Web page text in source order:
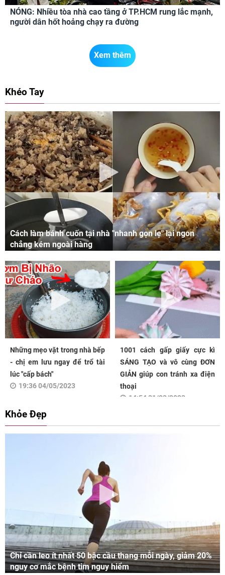
NÓNG: Nhiều tòa nhà cao tầng ở TP.HCM rung lắc mạnh,
người dân hốt hoảng chạy ra đường
Xem thêm
Khéo Tay
Cách làm bánh cuốn tại nhà "nhanh gọn lẹ" lại ngon
chẳng kém ngoài hàng
Những mẹo vặt trong nhà bếp
- chị em lưu ngay để trổ tài
lúc "cấp bách"
19:36 04/05/2023
1001 cách gấp giấy cực kì
SÁNG TẠO và vô cùng ĐƠN
GIẢN giúp con tránh xa điện
thoại
14:54 31/03/2023
Khỏe Đẹp
Chỉ cần leo ít nhất 50 bậc cầu thang mỗi ngày, giảm 20%
nguy cơ mắc bệnh tim nguy hiểm